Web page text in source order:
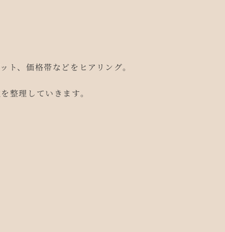
ト、価格帯などをヒアリング。
整理していきます。